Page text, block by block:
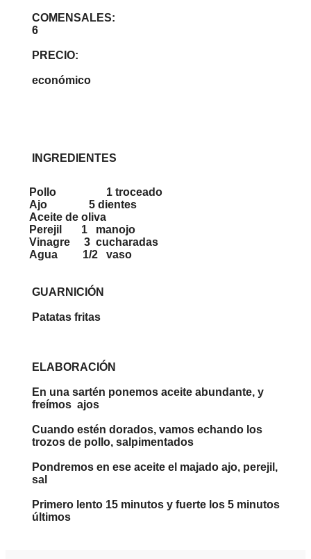
COMENSALES:
6
PRECIO:
económico
INGREDIENTES
Pollo 1 troceado
Ajo 5 dientes
Aceite de oliva
Perejil 1 manojo
Vinagre 3 cucharadas
Agua 1/2 vaso
GUARNICIÓN
Patatas fritas
ELABORACIÓN
En una sartén ponemos aceite abundante, y
freímos ajos
Cuando estén dorados, vamos echando los
trozos de pollo, salpimentados
Pondremos en ese aceite el majado ajo, perejil,
sal
Primero lento 15 minutos y fuerte los 5 minutos
últimos